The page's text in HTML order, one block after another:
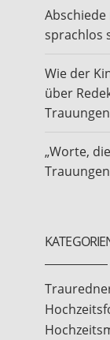
sprachlos
Wie der
über
Trauungen
„Worte,